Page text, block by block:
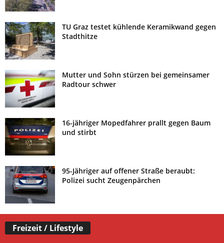
TU Graz testet kühlende Keramikwand gegen
Stadthitze
Mutter und Sohn stürzen bei gemeinsamer
Radtour schwer
16-jähriger Mopedfahrer prallt gegen Baum
und stirbt
95-Jähriger auf offener Straße beraubt:
Polizei sucht Zeugenpärchen
Freizeit / Lifestyle